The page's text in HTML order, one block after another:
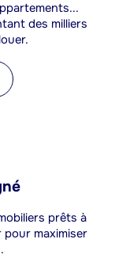
des milliers
prêts à
maximiser